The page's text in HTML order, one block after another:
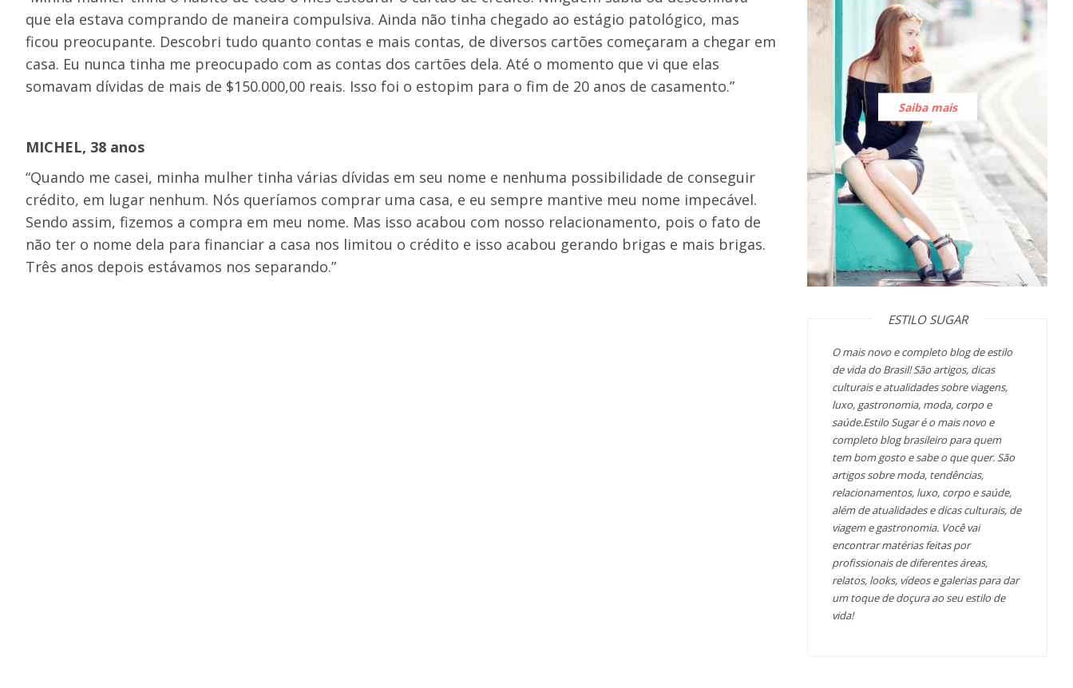
que ela estava comprando de maneira compulsiva. Ainda não tinha chegado ao estágio patológico, mas
ficou preocupante. Descobri tudo quanto contas e mais contas, de diversos cartões começaram a chegar em
casa. Eu nunca tinha me preocupado com as contas dos cartões dela. Até o momento que vi que elas
somavam dívidas de mais de $150.000,00 reais. Isso foi o estopim para o fim de 20 anos de casamento.”
MICHEL, 38 anos
“Quando me casei, minha mulher tinha várias dívidas em seu nome e nenhuma possibilidade de conseguir
crédito, em lugar nenhum. Nós queríamos comprar uma casa, e eu sempre mantive meu nome impecável.
Sendo assim, fizemos a compra em meu nome. Mas isso acabou com nosso relacionamento, pois o fato de
não ter o nome dela para financiar a casa nos limitou o crédito e isso acabou gerando brigas e mais brigas.
Três anos depois estávamos nos separando.”
Saiba mais
ESTILO SUGAR
O mais novo e completo blog de estilo
de vida do Brasil! São artigos, dicas
culturais e atualidades sobre viagens,
luxo, gastronomia, moda, corpo e
saúde.Estilo Sugar é o mais novo e
completo blog brasileiro para quem
tem bom gosto e sabe o que quer. São
artigos sobre moda, tendências,
relacionamentos, luxo, corpo e saúde,
além de atualidades e dicas culturais, de
viagem e gastronomia. Você vai
encontrar matérias feitas por
profissionais de diferentes áreas,
relatos, looks, vídeos e galerias para dar
um toque de doçura ao seu estilo de
vida!